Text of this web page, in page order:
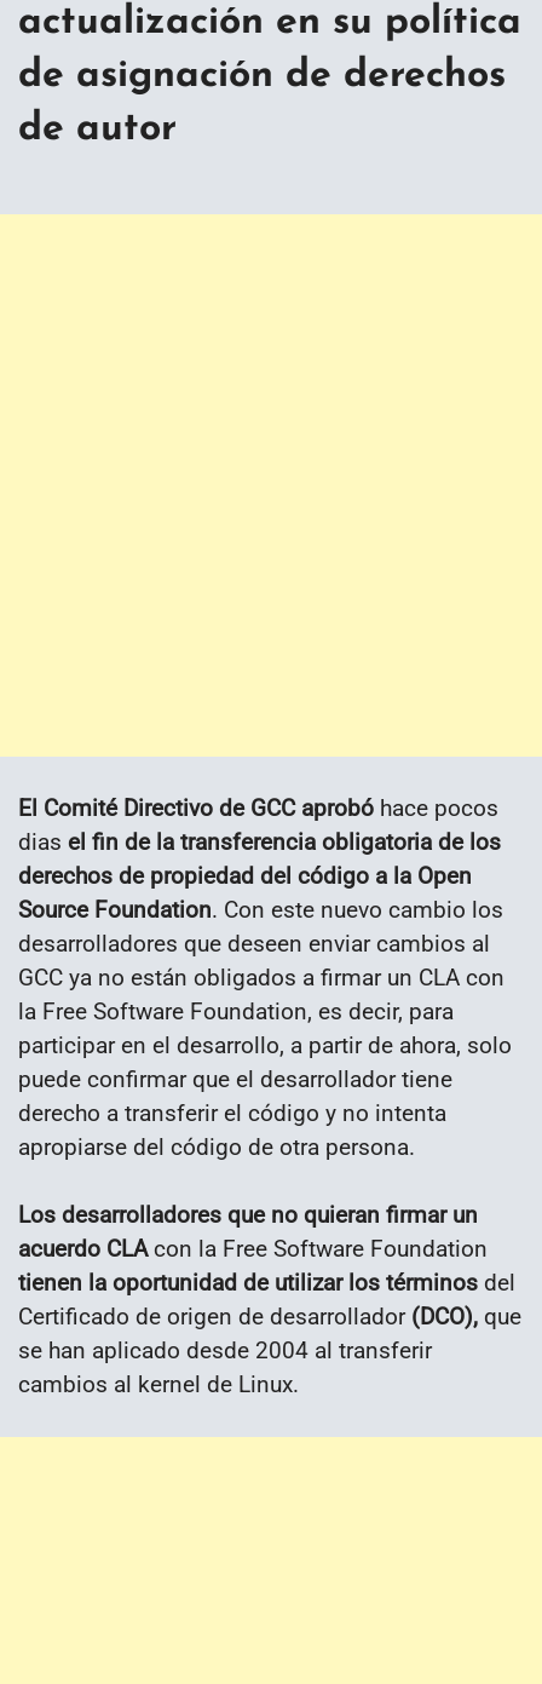
actualización en su política
de asignación de derechos
de autor
El Comité Directivo de GCC aprobó hace pocos
dias el fin de la transferencia obligatoria de los
derechos de propiedad del código a la Open
Source Foundation. Con este nuevo cambio los
desarrolladores que deseen enviar cambios al
GCC ya no están obligados a firmar un CLA con
la Free Software Foundation, es decir, para
participar en el desarrollo, a partir de ahora, solo
puede confirmar que el desarrollador tiene
derecho a transferir el código y no intenta
apropiarse del código de otra persona.
Los desarrolladores que no quieran firmar un
acuerdo CLAcon la Free Software Foundation
tienen la oportunidad de utilizar los términos del
Certificado de origen de desarrollador (DCO), que
se han aplicado desde 2004 al transferir
cambios al kernel de Linux.